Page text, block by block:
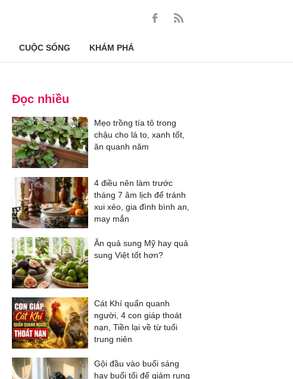
CUỘC SỐNG KHÁM PHÁ
Đọc nhiều
Mẹo trồng tía tô trong
chậu cho lá to, xanh tốt,
ăn quanh năm
4 điều nên làm trước
tháng 7 âm lịch để tránh
xui xẻo, gia đình bình an,
may mắn
Ăn quả sung Mỹ hay quả
sung Việt tốt hơn?
Cát Khí quấn quanh
người, 4 con giáp thoát
nạn, Tiền lại về từ tuổi
trung niên
Gội đầu vào buổi sáng
hay buổi tối để giảm rụng